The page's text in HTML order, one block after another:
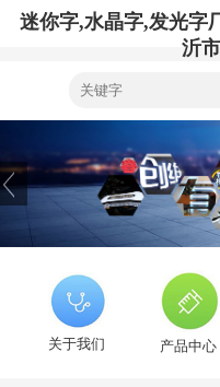
迷你字,水晶字,发光字
沂
关于我们 产品中心